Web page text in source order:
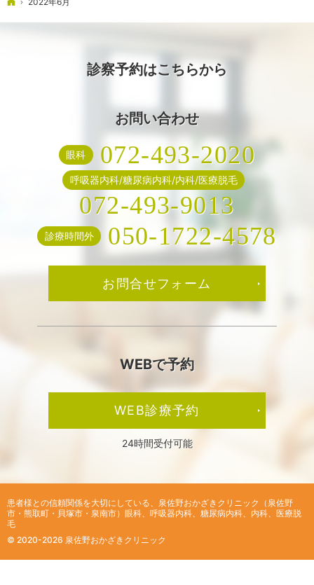
診察予約はこちらから
お問い合わせ
眼科 072-493-2020
呼吸器内科/糖尿病内科/内科/医療脱毛
072-493-9013
診療時間外 050-1722-4578
お問合せフォーム
WEBで予約
WEB診療予約
24時間受付可能
© 2020-2026 泉佐野おかざきクリニック
患者様との信頼関係を大切にしている、 泉佐野おかざきクリニック（泉佐野
市・熊取町・貝塚市・泉南市）眼科、呼吸器内科、糖尿病内科、内科、医療脱
毛